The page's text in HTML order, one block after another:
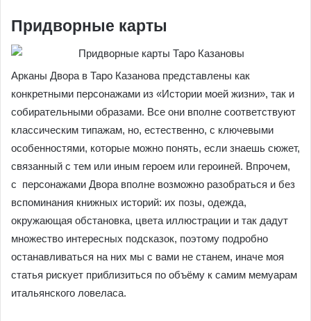
Придворные карты
Арканы Двора в Таро Казанова представлены как
конкретными персонажами из «Истории моей жизни», так и
собирательными образами. Все они вполне соответствуют
классическим типажам, но, естественно, с ключевыми
особенностями, которые можно понять, если знаешь сюжет,
связанный с тем или иным героем или героиней. Впрочем,
с персонажами Двора вполне возможно разобраться и без
вспоминания книжных историй: их позы, одежда,
окружающая обстановка, цвета иллюстрации и так дадут
множество интересных подсказок, поэтому подробно
останавливаться на них мы с вами не станем, иначе моя
статья рискует приблизиться по объёму к самим мемуарам
итальянского ловеласа.